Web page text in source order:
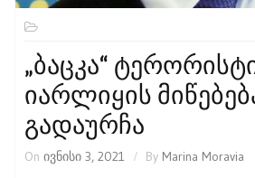
„ბაცკა“
Იარლიყის
Გადაურჩა
On ივნისი 3, 2021 By Marina Moravia